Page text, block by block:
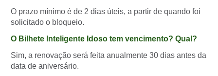
O prazo mínimo é de 2 dias úteis, a partir de quando foi
solicitado o bloqueio.
O Bilhete Inteligente Idoso tem vencimento? Qual?
Sim, a renovação será feita anualmente 30 dias antes da
data de aniversário.